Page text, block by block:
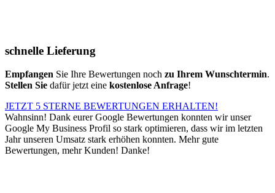
schnelle Lieferung
Empfangen Sie Ihre Bewertungen noch zu Ihrem Wunschtermin.
Stellen Sie dafür jetzt eine kostenlose Anfrage!
JETZT 5 STERNE BEWERTUNGEN ERHALTEN!
Wahnsinn! Dank eurer Google Bewertungen konnten wir unser
Google My Business Profil so stark optimieren, dass wir im letzten
Jahr unseren Umsatz stark erhöhen konnten. Mehr gute
Bewertungen, mehr Kunden! Danke!